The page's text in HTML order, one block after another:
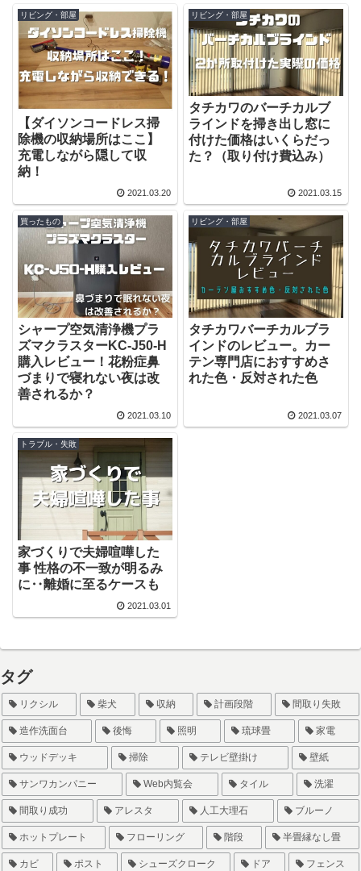
リビング・部屋
【ダイソンコードレス掃
除機の収納場所はここ】
充電しながら隠して収
納！
2021.03.20
リビング・部屋
タチカワのバーチカルブ
ラインドを掃き出し窓に
付けた価格はいくらだっ
た？（取り付け費込み）
2021.03.15
買ったもの
シャープ空気清浄機プラ
ズマクラスターKC-J50-H
購入レビュー！花粉症鼻
づまりで寝れない夜は改
善されるか？
2021.03.10
リビング・部屋
タチカワバーチカルブラ
インドのレビュー。カー
テン専門店におすすめさ
れた色・反対された色
2021.03.07
トラブル・失敗
家づくりで夫婦喧嘩した
事 性格の不一致が明るみ
に‥離婚に至るケースも
2021.03.01
タグ
リクシル 柴犬 収納 計画段階 間取り失敗
造作洗面台 後悔 照明 琉球畳 家電
ウッドデッキ 掃除 テレビ壁掛け 壁紙
サンワカンパニー Web内覧会 タイル 洗濯
間取り成功 アレスタ 人工大理石 ブルーノ
ホットプレート フローリング 階段 半畳縁なし畳
カビ ポスト シューズクローク ドア フェンス